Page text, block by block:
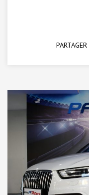
PARTAGER